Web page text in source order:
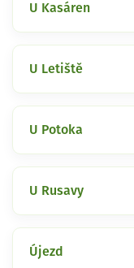
U Kasáren
U Letiště
U Potoka
U Rusavy
Újezd